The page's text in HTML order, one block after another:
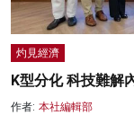
灼見經濟
K型分化 科技難解
作者: 本社編輯部